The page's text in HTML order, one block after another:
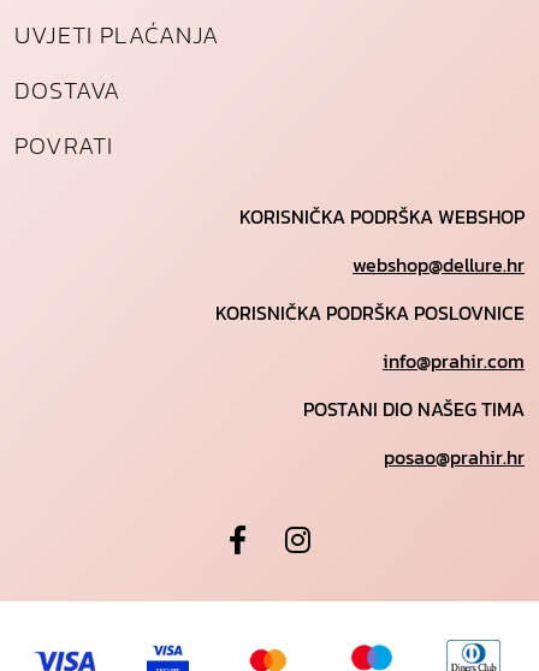
UVJETI PLAĆANJA
DOSTAVA
POVRATI
KORISNIČKA PODRŠKA WEBSHOP
webshop@dellure.hr
KORISNIČKA PODRŠKA POSLOVNICE
info@prahir.com
POSTANI DIO NAŠEG TIMA
posao@prahir.hr